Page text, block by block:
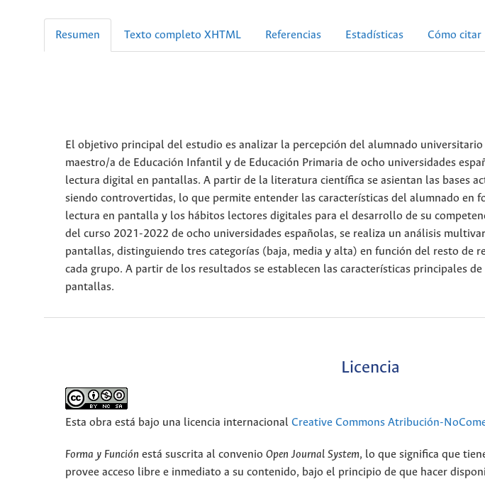
Resumen Texto completo XHTML Referencias Estadísticas Cómo citar
El objetivo principal del estudio es analizar la percepción del alumnado
maestro/a de Educación Infantil y de Educación Primaria de ocho universidades
lectura digital en pantallas. A partir de la literatura científica se asientan las bases
siendo controvertidas, lo que permite entender las características del alumnado en
lectura en pantalla y los hábitos lectores digitales para el desarrollo de su
del curso 2021-2022 de ocho universidades españolas, se realiza un análisis
pantallas, distinguiendo tres categorías (baja, media y alta) en función del resto de
cada grupo. A partir de los resultados se establecen las características principales
pantallas.
Licencia
Esta obra está bajo una licencia internacional Creative Commons Atribución-
Forma y Función está suscrita al convenio Open Journal System, lo que significa que
provee acceso libre e inmediato a su contenido, bajo el principio de que hacer